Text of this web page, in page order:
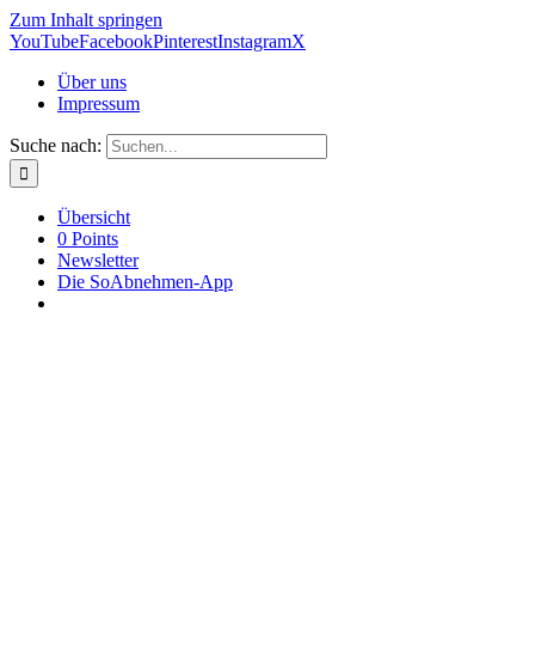
Zum Inhalt springen
YouTubeFacebookPinterestInstagramX
Über uns
Impressum
Suche nach:
Übersicht
0 Points
Newsletter
Die SoAbnehmen-App